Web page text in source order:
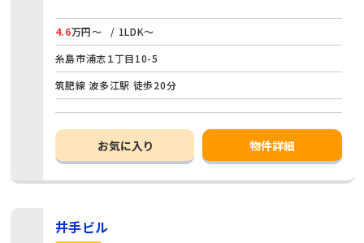
4.6万円～
/ 1LDK～
糸島市浦志１丁目10-5
筑肥線 波多江駅 徒歩20分
お気に入り 物件詳細
井手ビル